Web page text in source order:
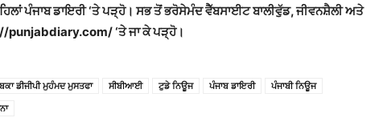
ਪੰਜਾਬ ਡਾਇਰੀ ‘ਤੇ ਪੜ੍ਹੋ। ਸਭ ਤੋਂ ਭਰੋਸੇਮੰਦ ਵੈੱਬਸਾਈਟ ਬਾਲੀਵੁੱਡ, ਜੀਵਨਸ਼ੈਲੀ ਅਤੇ
punjabdiary.com/ ‘ਤੇ ਜਾ ਕੇ ਪੜ੍ਹੋ।
ਡੀਜੀਪੀ ਮੁਹੰਮਦ ਮੁਸਤਫਾ ਸੀਬੀਆਈ ਟੁਡੇ ਨਿਊਜ ਪੰਜਾਬ ਡਾਇਰੀ
ਪੰਜਾਬੀ ਨਿਊਜ